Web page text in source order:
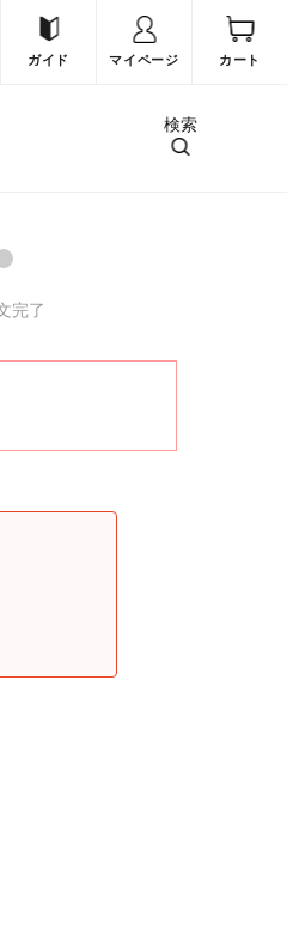
ガイド マイページ カート
検索
完了